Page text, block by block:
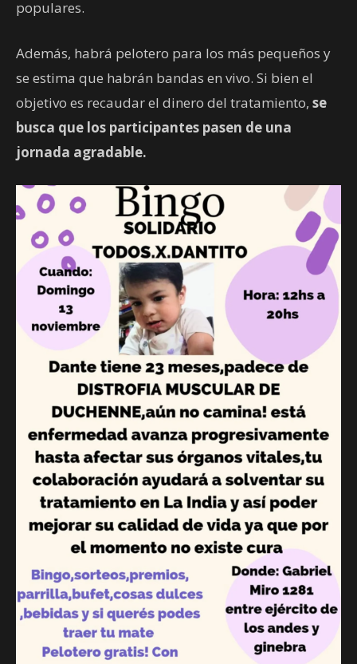
populares.
Además, habrá pelotero para los más pequeños y
se estima que habrán bandas en vivo. Si bien el
objetivo es recaudar el dinero del tratamiento, se
busca que los participantes pasen de una
jornada agradable.